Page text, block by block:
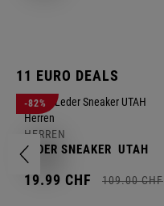
11 EURO DEALS
-82%
HERREN
LEDER SNEAKER UTAH
19.99 CHF 109.00 CHF